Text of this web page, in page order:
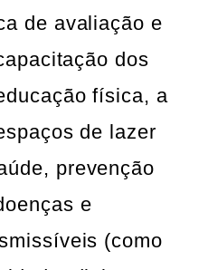
de avaliação e
dos
física, a
de lazer
prevenção
e
(como